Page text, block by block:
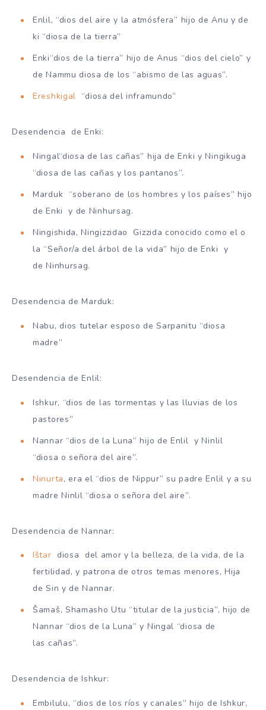
Enlil, “dios del aire y la atmósfera” hijo de Anu y de
ki “diosa de la tierra”
Enki“dios de la tierra” hijo de Anus “dios del cielo” y
de Nammu diosa de los “abismo de las aguas”.
Ereshkigal “diosa del inframundo”
Desendencia de Enki:
Ningal“diosa de las cañas” hija de Enki y Ningikuga
“diosa de las cañas y los pantanos”.
Marduk “soberano de los hombres y los países” hijo
de Enki y de Ninhursag.
Ningishida, Ningizzidao Gizzida conocido como el o
la “Señor/a del árbol de la vida” hijo de Enki y
de Ninhursag.
Desendencia de Marduk:
Nabu, dios tutelar esposo de Sarpanitu “diosa
madre”
Desendencia de Enlil:
Ishkur, “dios de las tormentas y las lluvias de los
pastores”
Nannar “dios de la Luna” hijo de Enlil y Ninlil
“diosa o señora del aire”.
Ninurta, era el “dios de Nippur” su padre Enlil y a su
madre Ninlil “diosa o señora del aire”.
Desendencia de Nannar:
Ištar diosa del amor y la belleza, de la vida, de la
fertilidad, y patrona de otros temas menores, Hija
de Sin y de Nannar.
Šamaš, Shamasho Utu “titular de la justicia”, hijo de
Nannar “dios de la Luna” y Ningal “diosa de
las cañas”.
Desendencia de Ishkur:
Embilulu, “dios de los ríos y canales” hijo de Ishkur,